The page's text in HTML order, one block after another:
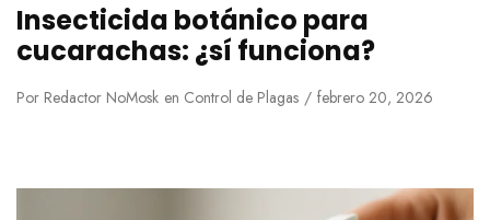
Insecticida botánico para
cucarachas: ¿sí funciona?
Por Redactor NoMosk en Control de Plagas febrero 20, 2026